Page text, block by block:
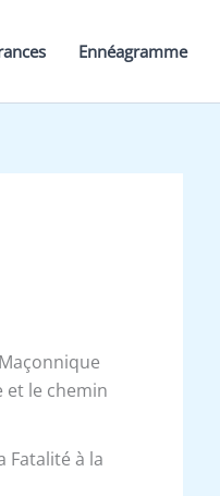
Ennéagramme
et le chemin
Fatalité à la